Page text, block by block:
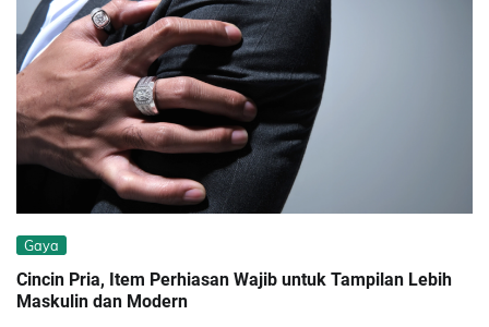
Gaya
Cincin Pria, Item Perhiasan Wajib untuk Tampilan Lebih
Maskulin dan Modern